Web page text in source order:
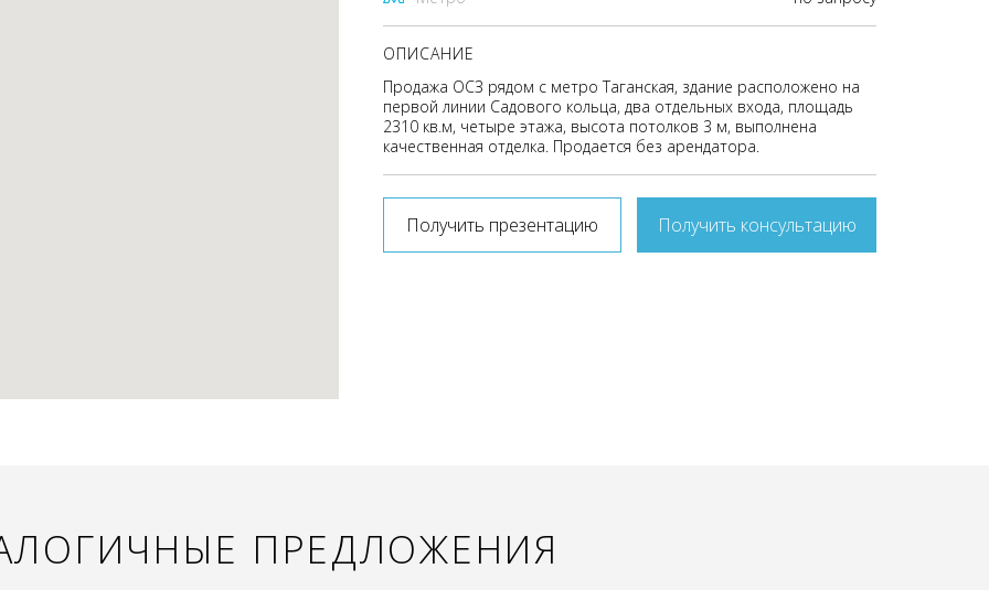
ОПИСАНИЕ
Продажа ОСЗ рядом с метро Таганская, здание расположено на
первой линии Садового кольца, два отдельных входа, площадь
2310 кв.м, четыре этажа, высота потолков 3 м, выполнена
качественная отделка. Продается без арендатора.
Получить презентацию Получить консультацию
ПРЕДЛОЖЕНИЯ